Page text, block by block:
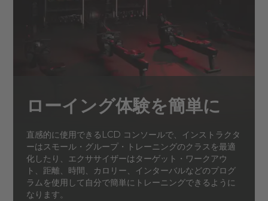
ローイング体験を簡単に
直感的に使用できるLCD コンソールで、インストラクタ
ーはスモール・グループ・トレーニングのクラスを最適
化したり、エクササイザーはターゲット・ワークアウ
ト、距離、時間、カロリー、インターバルなどのプログ
ラムを使用して自分で簡単にトレーニングできるように
なります。